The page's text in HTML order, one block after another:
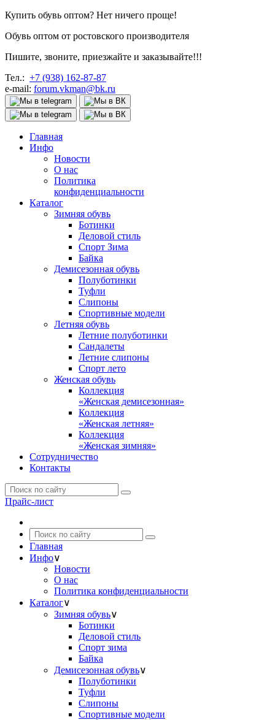
Купить обувь оптом? Нет ничего проще!
Обувь оптом от ростовского производителя
Пишите, звоните, приезжайте и заказывайте!!!
Тел.: +7 (938) 162-87-87
e-mail: forum.vkman@bk.ru
Главная
Инфо
Новости
О нас
Политика
конфиденциальности
Каталог
Зимняя обувь
Ботинки
Деловой стиль
Спорт Зима
Байка
Демисезонная обувь
Полуботинки
Туфли
Слипоны
Спортивные модели
Летняя обувь
Летние полуботинки
Сандалеты
Летние слипоны
Спорт лето
Женская обувь
Коллекция
«Женская демисезонная»
Коллекция
«Женская летняя»
Коллекция
«Женская зимняя»
Сотрудничество
Контакты
Прайс-лист
Главная
Инфо∨
Новости
О нас
Политика конфиденциальности
Каталог∨
Зимняя обувь∨
Ботинки
Деловой стиль
Спорт зима
Байка
Демисезонная обувь∨
Полуботинки
Туфли
Слипоны
Спортивные модели